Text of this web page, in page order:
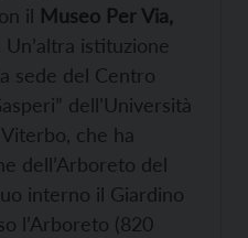
il Museo Per Via,
istituzione
sede del Centro
dell’Università
che ha
dell’Arboreto del
interno il Giardino
l’Arboreto (820